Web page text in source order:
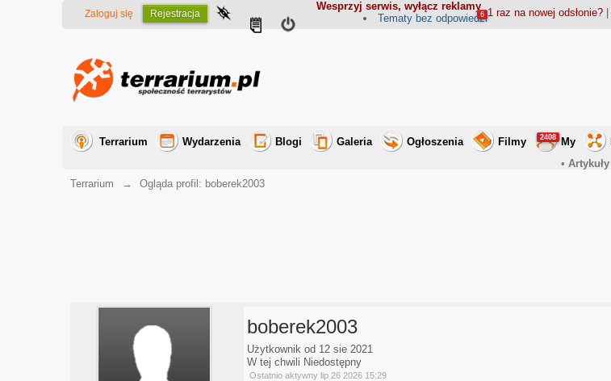
Wesprzyj serwis, wyłącz reklamy
Zaloguj się Rejestracja 1 raz na nowej odsłonie?|
Tematy bez odpowiedzi
6
Terrarium Wydarzenia Blogi Galeria Ogłoszenia Filmy My
2408
• Artykuły
Terrarium
→ Ogląda profil: boberek2003
boberek2003
Użytkownik od 12 sie 2021
W tej chwili Niedostępny
Ostatnio aktywny lip 26 2026 15:29